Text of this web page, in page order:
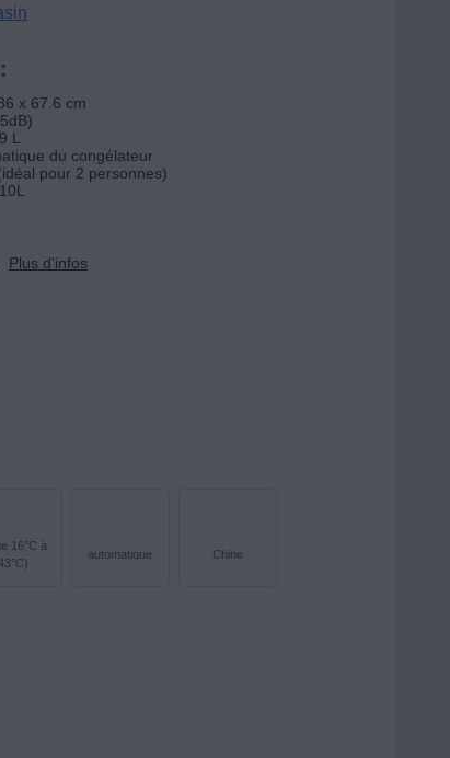
x 67.6 cm
L
du congélateur
pour 2 personnes)
Plus d'infos
16°C à
automatique Chine